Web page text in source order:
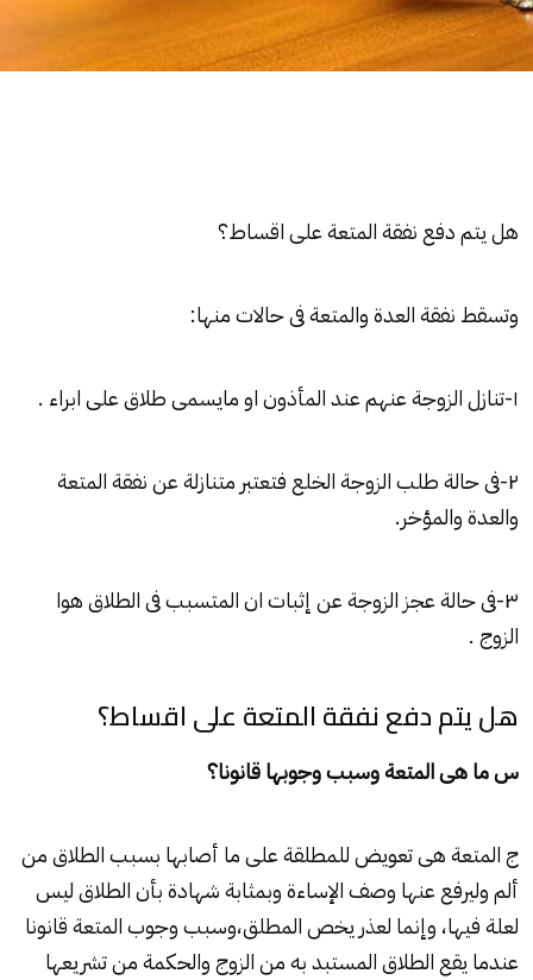
هل يتم دفع نفقةالمتعةعلى اقساط؟
وتسقط نفقةالعدةوالمتعة فى حالات منها:
١-تنازل الزوجة عنهم عند المأذون او مايسمى طلاق على ابراء .
٢-فى حالة طلب الزوجة الخلع فتعتبر متنازلة عن نفقةالمتعة
والعدة والمؤخر.
٣-فى حالة عجز الزوجة عن إثبات ان المتسبب فى الطلاق هوا
الزوج .
هل يتم دفع نفقة المتعة على اقساط؟
س ما هى المتعة وسبب وجوبها قانونا؟
ج المتعة هى تعويض للمطلقة على ما أصابها بسبب الطلاق من
ألم وليرفع عنها وصف الإساءة وبمثابة شهادة بأن الطلاق ليس
لعلة فيها، وإنما لعذر يخص المطلق،وسبب وجوب المتعة قانونا
عندما يقع الطلاق المستبد به من الزوج والحكمة من تشريعها